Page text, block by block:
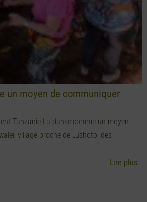
un moyen de communiquer
Tanzanie La danse comme un moyen
village proche de Lushoto, des
Lire plus